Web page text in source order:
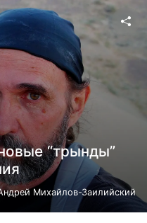
“трынды”
Михайлов-Заилийский